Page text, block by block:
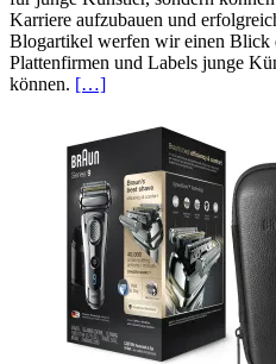
Karriere aufzubauen und
Blogartikel werfen wir einen Blick
Plattenfirmen und Labels junge
können. […]